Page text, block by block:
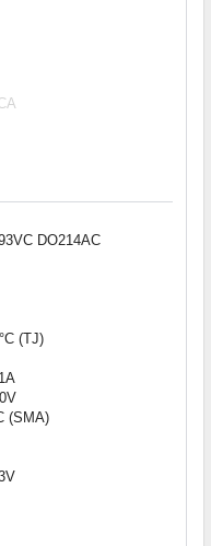
DO214AC
(TJ)
(SMA)